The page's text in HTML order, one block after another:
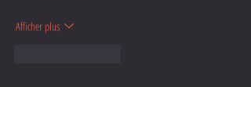
Afficher plus